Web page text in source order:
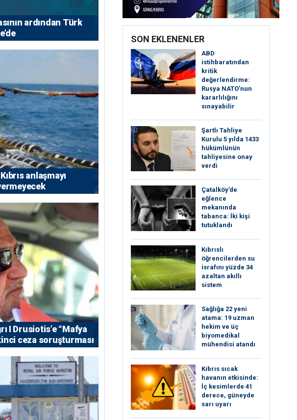
ardından Türk
anlaşmayı
I ⁠Drusiotis’e “Mafya
ceza soruşturması
SON EKLENENLER
ABD
istihbaratından
kritik
değerlendirme:
Rusya NATO’nun
kararlılığını
sınayabilir
Şartlı Tahliye
Kurulu 5 yılda 1433
hükümlünün
tahliyesine onay
verdi
Çatalköy’de
eğlence
mekanında
tabanca: İki kişi
tutuklandı
Kıbrıslı
öğrencilerden su
israfını yüzde 34
azaltan akıllı
sistem
Sağlığa 22 yeni
atama: 19 uzman
hekim ve üç
biyomedikal
mühendisi atandı
Kıbrıs sıcak
havanın etkisinde:
İç kesimlerde 41
derece, güneyde
sarı uyarı